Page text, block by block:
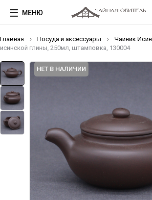
МЕНЮ
Главная Посуда и аксессуары Чайник Исин
исинской глины, 250мл, штамповка, 130004
НЕТ В НАЛИЧИИ